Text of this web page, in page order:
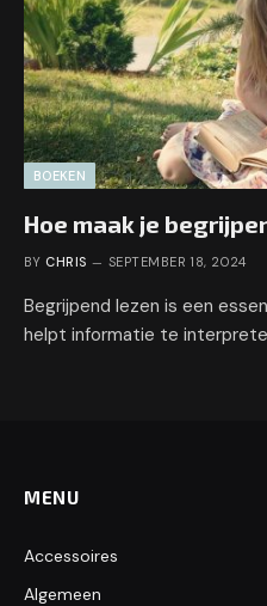
BOEKEN
Hoe maak je
BY CHRIS SEPTEMBER 18, 2024
Begrijpend lezen is een
helpt informatie te
MENU
Accessoires
Algemeen